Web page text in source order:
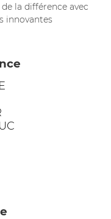
la différence avec
innovantes